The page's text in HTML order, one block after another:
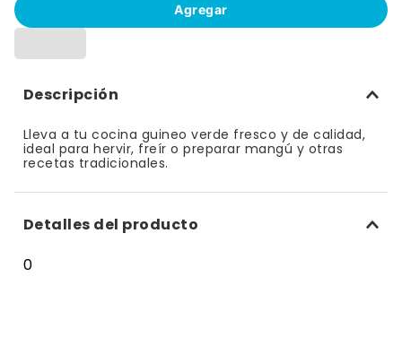
cuadernos
Agregar
Descripción
Lleva a tu cocina guineo verde fresco y de calidad,
ideal para hervir, freír o preparar mangú y otras
recetas tradicionales.
Detalles del producto
0